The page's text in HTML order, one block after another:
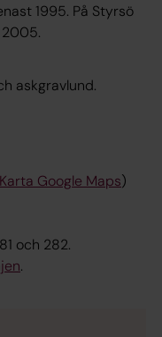
1995. På Styrsö
askgravlund.
Karta Google Maps)
och 282.
.